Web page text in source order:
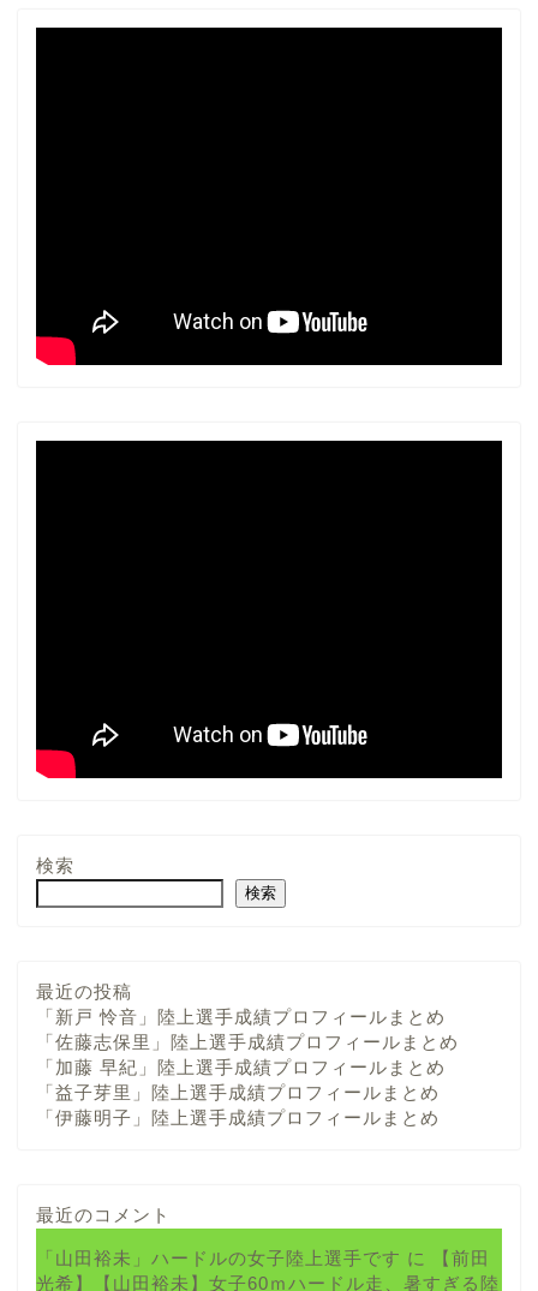
検索
検索
最近の投稿
「新戸 怜音」陸上選手成績プロフィールまとめ
「佐藤志保里」陸上選手成績プロフィールまとめ
「加藤 早紀」陸上選手成績プロフィールまとめ
「益子芽里」陸上選手成績プロフィールまとめ
「伊藤明子」陸上選手成績プロフィールまとめ
最近のコメント
「山田裕未」ハードルの女子陸上選手です に
【前田
光希】【山田裕未】女子60ｍハードル走、暑すぎる陸